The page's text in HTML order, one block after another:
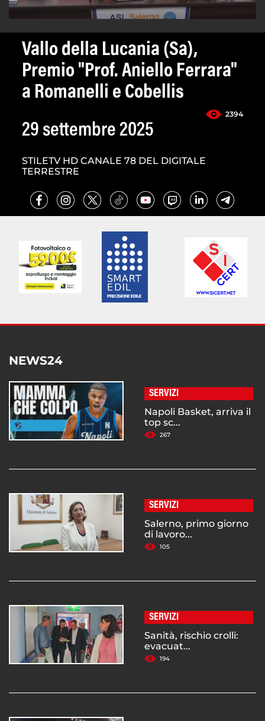
Vallo della Lucania (Sa),
Premio "Prof. Aniello Ferrara"
a Romanelli e Cobellis
2394
29 settembre 2025
STILETV HD CANALE 78 DEL DIGITALE
TERRESTRE
NEWS24
SERVIZI
Napoli Basket, arriva il
top sc...
267
SERVIZI
Salerno, primo giorno
di lavoro...
105
SERVIZI
Sanità, rischio crolli:
evacuat...
194